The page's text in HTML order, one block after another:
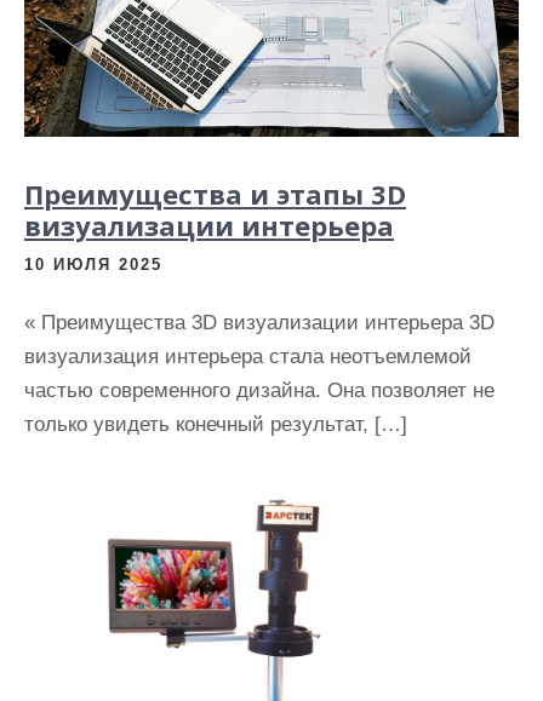
Преимущества и этапы 3D
визуализации интерьера
10 ИЮЛЯ 2025
« Преимущества 3D визуализации интерьера 3D
визуализация интерьера стала неотъемлемой
частью современного дизайна. Она позволяет не
только увидеть конечный результат, […]